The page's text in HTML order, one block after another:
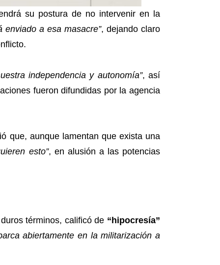
su postura de no intervenir en la
enviado a esa masacre”, dejando claro
independencia y autonomía”, así
fueron difundidas por la agencia
que, aunque lamentan que exista una
esto”, en alusión a las potencias
términos, calificó de “hipocresía”
abiertamente en la militarización a